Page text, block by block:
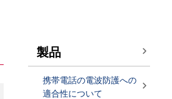
製品
携帯電話の電波防護への
適合性について